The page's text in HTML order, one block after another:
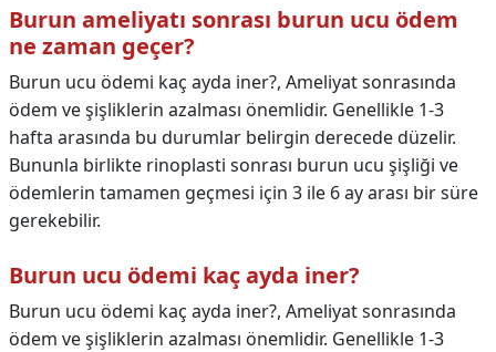
Burun ameliyatı sonrası burun ucu ödem
ne zaman geçer?
Burun ucu ödemi kaç ayda iner?, Ameliyat sonrasında
ödem ve şişliklerin azalması önemlidir. Genellikle 1-3
hafta arasında bu durumlar belirgin derecede düzelir.
Bununla birlikte rinoplasti sonrası burun ucu şişliği ve
ödemlerin tamamen geçmesi için 3 ile 6 ay arası bir süre
gerekebilir.
Burun ucu ödemi kaç ayda iner?
Burun ucu ödemi kaç ayda iner?, Ameliyat sonrasında
ödem ve şişliklerin azalması önemlidir. Genellikle 1-3